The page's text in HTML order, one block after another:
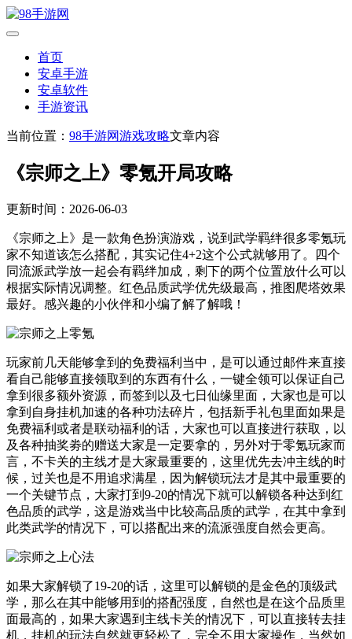
首页
安卓手游
安卓软件
手游资讯
当前位置： 98手游网游戏攻略文章内容
《宗师之上》零氪开局攻略
更新时间：2026-06-03
《宗师之上》是一款角色扮演游戏，说到武学羁绊很多零氪玩
家不知道该怎么搭配，其实记住4+2这个公式就够用了。四个
同流派武学放一起会有羁绊加成，剩下的两个位置放什么可以
根据实际情况调整。红色品质武学优先级最高，推图爬塔效果
最好。感兴趣的小伙伴和小编了解了解哦！
玩家前几天能够拿到的免费福利当中，是可以通过邮件来直接
看自己能够直接领取到的东西有什么，一键全领可以保证自己
拿到很多额外资源，而签到以及七日仙缘里面，大家也是可以
拿到自身挂机加速的各种功法碎片，包括新手礼包里面如果是
免费福利或者是联动福利的话，大家也可以直接进行获取，以
及各种抽奖劵的赠送大家是一定要拿的，另外对于零氪玩家而
言，不卡关的主线才是大家最重要的，这里优先去冲主线的时
候，过关也是不用追求满星，因为解锁玩法才是其中最重要的
一个关键节点，大家打到9-20的情况下就可以解锁各种达到红
色品质的武学，这是游戏当中比较高品质的武学，在其中拿到
此类武学的情况下，可以搭配出来的流派强度自然会更高。
如果大家解锁了19-20的话，这里可以解锁的是金色的顶级武
学，那么在其中能够用到的搭配强度，自然也是在这个品质里
面最高的，如果大家遇到主线卡关的情况下，可以直接转去挂
机，挂机的玩法自然就更轻松了，完全不用大家操作，当然如